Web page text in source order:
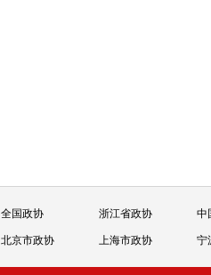
全国政协 浙江省政协 中
北京市政协 上海市政协 宁